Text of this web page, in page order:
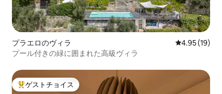
プラエロのヴィラ レビュー19
4.95 (19)
プール付きの緑に囲まれた高級ヴィラ
大好評のゲストチョイスです。
ゲストチョイス